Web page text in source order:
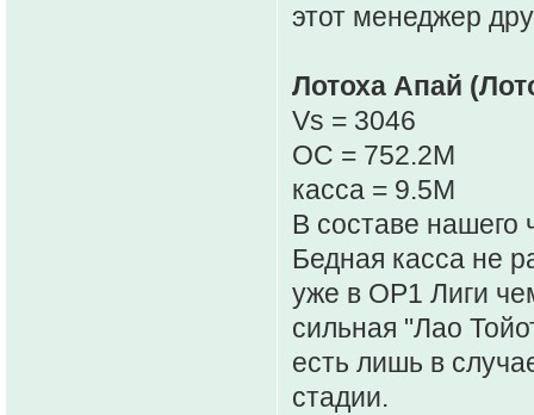
этот менеджер
Лотоха Апай
Vs = 3046
OC = 752.2M
касса = 9.5M
В составе нашего
Бедная касса не
уже в ОР1 Лиги
сильная "Лао
есть лишь в
стадии.